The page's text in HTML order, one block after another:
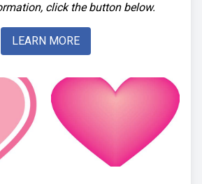
click the button below.
LEARN MORE